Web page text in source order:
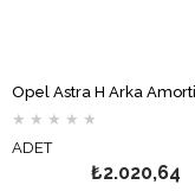
★ ★ ★ ★ ★
ADET
₺2.020,64